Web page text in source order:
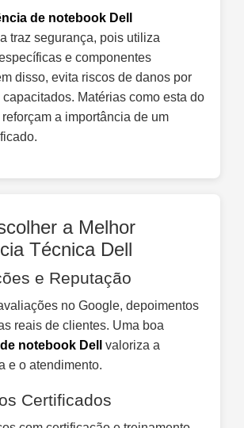
de notebook Dell
traz segurança, pois utiliza
e componentes
disso, evita riscos de danos por
Matérias como esta do
reforçam a importância de um
a Melhor
Técnica Dell
e Reputação
no Google, depoimentos
reais de clientes. Uma boa
notebook Dell
valoriza a
e o atendimento.
Certificados